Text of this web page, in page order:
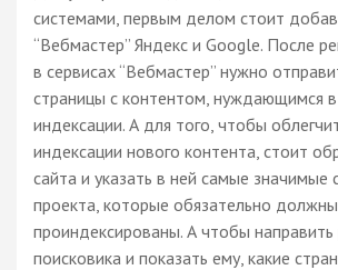
системами, первым делом стоит
“Вебмастер” Яндекс и Google. После
в сервисах “Вебмастер” нужно
страницы с контентом, нуждающимся
индексации. А для того, чтобы
индексации нового контента, стоит
сайта и указать в ней самые значимые
проекта, которые обязательно
проиндексированы. А чтобы
поисковика и показать ему, какие